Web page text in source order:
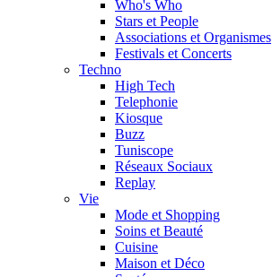
Who's Who
Stars et People
Associations et Organismes
Festivals et Concerts
Techno
High Tech
Telephonie
Kiosque
Buzz
Tuniscope
Réseaux Sociaux
Replay
Vie
Mode et Shopping
Soins et Beauté
Cuisine
Maison et Déco